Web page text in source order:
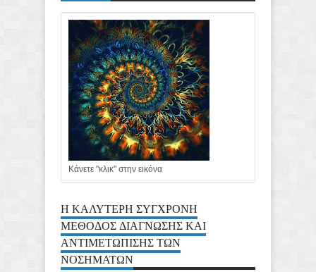
Κάνετε "κλικ" στην εικόνα
Η ΚΑΛΥΤΕΡΗ ΣΥΓΧΡΟΝΗ
ΜΕΘΟΔΟΣ ΔΙΑΓΝΩΣΗΣ ΚΑΙ
ΑΝΤΙΜΕΤΩΠΙΣΗΣ ΤΩΝ
ΝΟΣΗΜΑΤΩΝ